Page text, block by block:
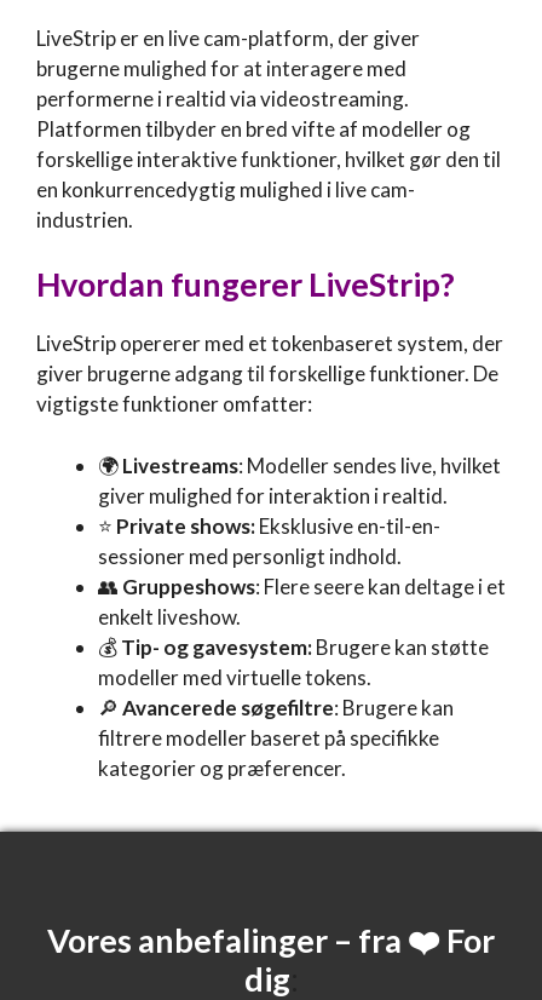
LiveStrip er en live cam-platform, der giver
brugerne mulighed for at interagere med
performerne i realtid via videostreaming.
Platformen tilbyder en bred vifte af modeller og
forskellige interaktive funktioner, hvilket gør den til
en konkurrencedygtig mulighed i live cam-
industrien.
Hvordan fungerer LiveStrip?
LiveStrip opererer med et tokenbaseret system, der
giver brugerne adgang til forskellige funktioner. De
vigtigste funktioner omfatter:
🌍Livestreams: Modeller sendes live, hvilket
giver mulighed for interaktion i realtid.
⭐ Private shows:Eksklusive en-til-en-
sessioner med personligt indhold.
👥 Gruppeshows: Flere seere kan deltage i et
enkelt liveshow.
💰Tip- og gavesystem:Brugere kan støtte
modeller med virtuelle tokens.
🔎 Avancerede søgefiltre: Brugere kan
filtrere modeller baseret på specifikke
kategorier og præferencer.
Vores anbefalinger – fra ❤️ For
dig